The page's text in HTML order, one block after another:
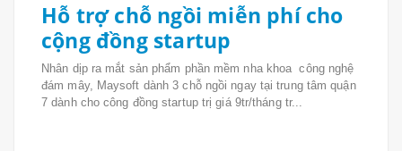
Hỗ trợ chỗ ngồi miễn phí cho
cộng đồng startup
Nhân dịp ra mắt sản phẩm phần mềm nha khoa công nghệ
đám mây, Maysoft dành 3 chỗ ngồi ngay tại trung tâm quận
7 dành cho công đồng startup trị giá 9tr/tháng tr...